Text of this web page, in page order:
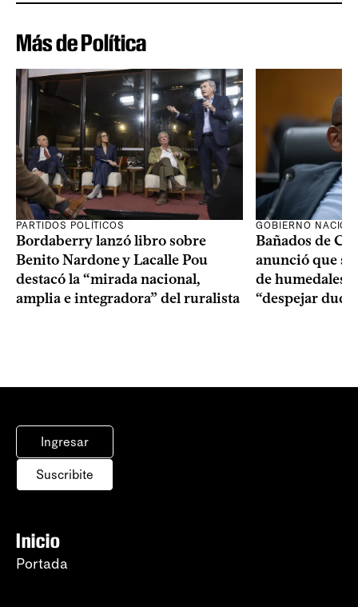
Más de Política
PARTIDOS POLÍTICOS
Bordaberry lanzó libro sobre
Benito Nardone y Lacalle Pou
destacó la “mirada nacional,
amplia e integradora” del ruralista
GOBIERNO
Bañados de
anunció que
de humedales
“despejar
Ingresar
Suscribite
Inicio
Portada